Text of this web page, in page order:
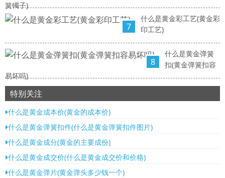
簧镯子)
7
什么是黄金彩工艺(黄金彩
印工艺)
8
什么是黄金弹簧
扣(黄金弹簧扣容
易坏吗)
特别关注
什么是黄金成本价(黄金的成本价)
什么是黄金弹簧扣件(什么是黄金弹簧扣件图片)
什么是黄金成分(黄金的主要成份)
什么是黄金成交价(什么是黄金成交价和价格)
什么是黄金弹片(黄金弹头多少钱一个)